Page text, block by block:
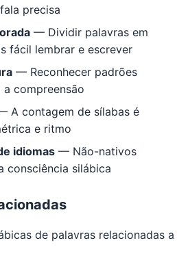
precisa
— Dividir palavras em
fácil lembrar e escrever
— Reconhecer padrões
compreensão
A contagem de sílabas é
e ritmo
idiomas — Não-nativos
consciência silábica
de palavras relacionadas a